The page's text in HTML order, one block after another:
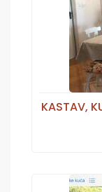
KASTAV,